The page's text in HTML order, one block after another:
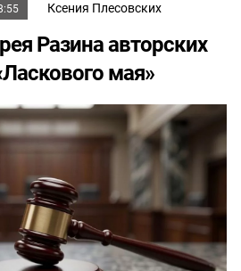
Ксения Плесовских
Разина авторских
мая»